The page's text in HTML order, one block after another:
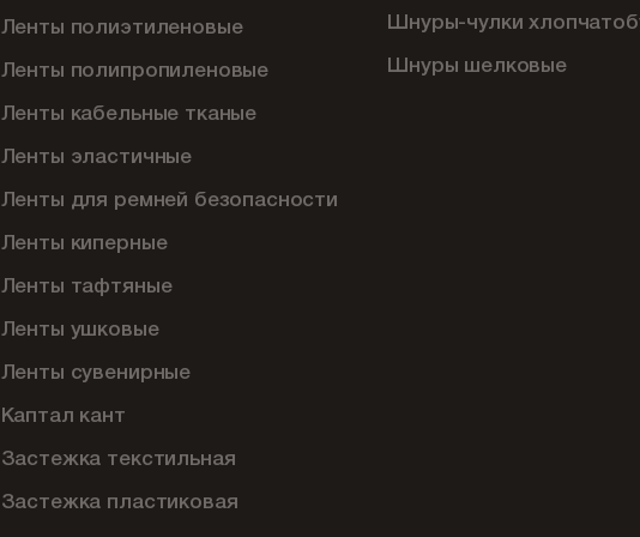
Ленты полиэтиленовые
Ленты полипропиленовые
Ленты кабельные тканые
Ленты эластичные
Ленты для ремней безопасности
Ленты киперные
Ленты тафтяные
Ленты ушковые
Ленты сувенирные
Каптал кант
Застежка текстильная
Застежка пластиковая
Шнуры-чулки
Шнуры шелковые